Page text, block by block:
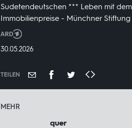
Sudetendeutschen *** Leben mit
Immobilienpreise - Münchner
Produktionsland
und
DATUM:
30.05.2026
TEILEN
MEHR
quer